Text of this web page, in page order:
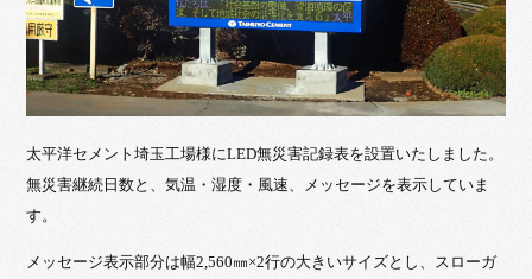
太平洋セメント埼玉工場様にLED無災害記録表を設置いたしました。
無災害継続日数と、気温・湿度・風速、メッセージを表示していま
す。
メッセージ表示部分は幅2,560㎜×2行の大きいサイズとし、スローガ